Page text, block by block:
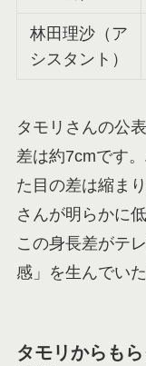
林田理沙（ア
シスタント）
タモリさんの公
差は約7cmです
た目の差は縮ま
さんが明らかに
この身長差がテ
感」を生んでい
タモリからも